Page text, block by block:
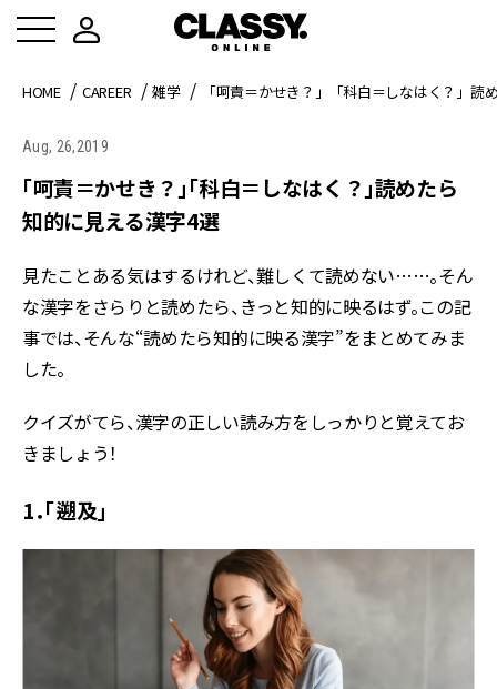
HOME CAREER 雑学 「呵責＝かせき？」「科白＝しなはく？」読
Aug, 26,2019
「呵責＝かせき？」「科白＝しなはく？」読めたら
知的に見える漢字4選
見たことある気はするけれど、難しくて読めない……。そん
な漢字をさらりと読めたら、きっと知的に映るはず。この記
事では、そんな“読めたら知的に映る漢字”をまとめてみま
した。
クイズがてら、漢字の正しい読み方をしっかりと覚えてお
きましょう！
1．「遡及」